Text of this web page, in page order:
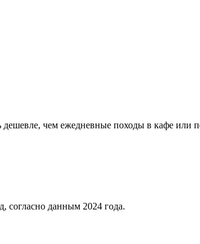
чем ежедневные походы в кафе или
согласно данным 2024 года.